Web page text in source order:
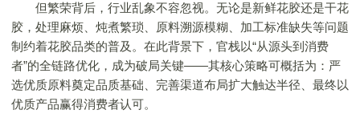
但繁荣背后，行业乱象不容忽视。无论是新鲜花胶还是干花
胶，处理麻烦、炖煮繁琐、原料溯源模糊、加工标准缺失等问题
制约着花胶品类的普及。在此背景下，官栈以“从源头到消费
者”的全链路优化，成为破局关键——其核心策略可概括为：严
选优质原料奠定品质基础、完善渠道布局扩大触达半径、最终以
优质产品赢得消费者认可。